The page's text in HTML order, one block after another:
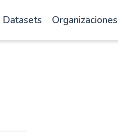
Datasets Organizaciones